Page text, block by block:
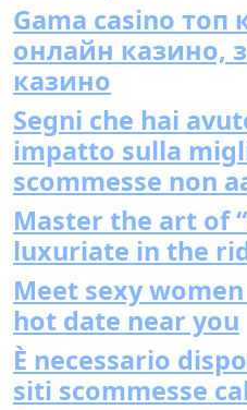
Gama casino топ
онлайн казино,
казино
Segni che hai
impatto sulla
scommesse non
Master the art of
luxuriate in the
Meet sexy
hot date near you
È necessario
siti scommesse